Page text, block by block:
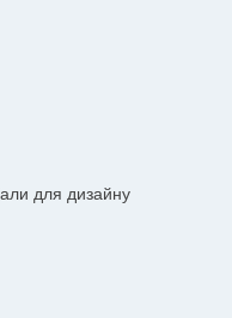
для дизайну